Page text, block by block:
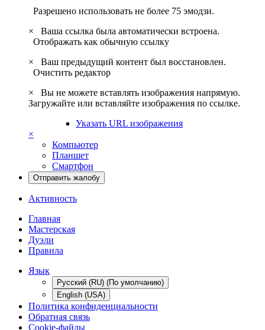
Разрешено использовать не более 75 эмодзи.
×
Ваша ссылка была автоматически встроена.
Отображать как обычную ссылку
×
Ваш предыдущий контент был восстановлен.
Очистить редактор
×
Вы не можете вставлять изображения напрямую.
Загружайте или вставляйте изображения по ссылке.
Указать URL изображения
×
Компьютер
Планшет
Смартфон
Отправить жалобу
Активность
Главная
Мастерская
Дуэли
Правила
Язык
Русский (RU) (По умолчанию)
English (USA)
Политика конфиденциальности
Обратная связь
Cookie-файлы